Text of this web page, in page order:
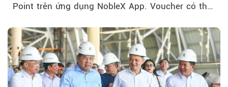
Point trên ứng dụng NobleX App. Voucher có thể